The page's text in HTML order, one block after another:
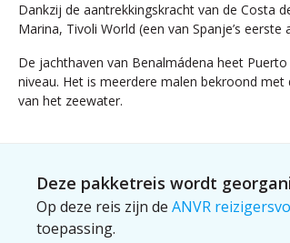
Dankzij de aantrekkingskracht van de Costa
Marina, Tivoli World (een van Spanje’s
De jachthaven van Benalmádena heet
niveau. Het is meerdere malen bekroond
van het zeewater.
Deze pakketreis wordt
Op deze reis zijn de ANVR
toepassing.